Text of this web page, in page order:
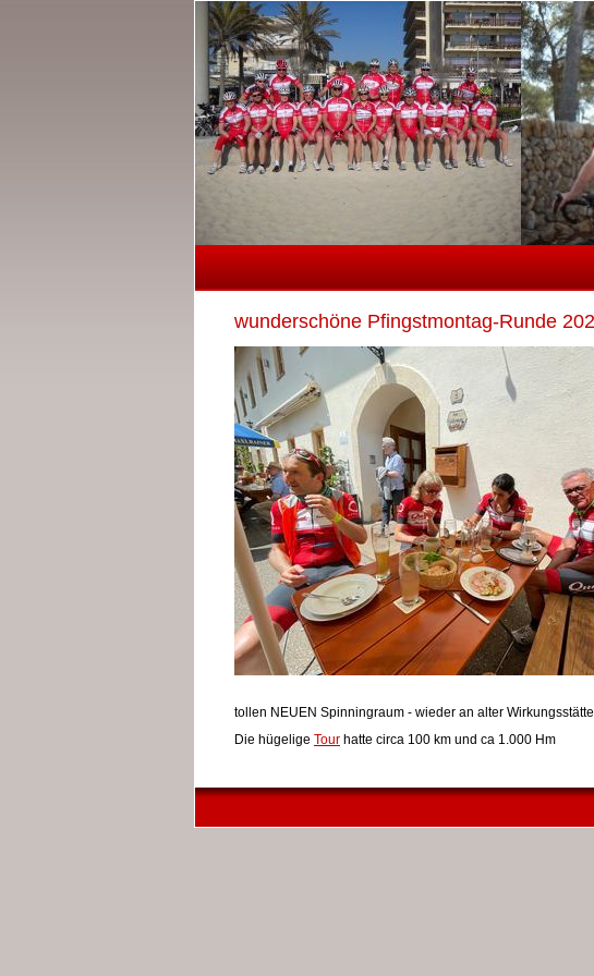
wunderschöne Pfingstmontag-Runde
tollen NEUEN Spinningraum - wieder an alter
Die hügelige Tour hatte circa 100 km und ca 1.000 Hm